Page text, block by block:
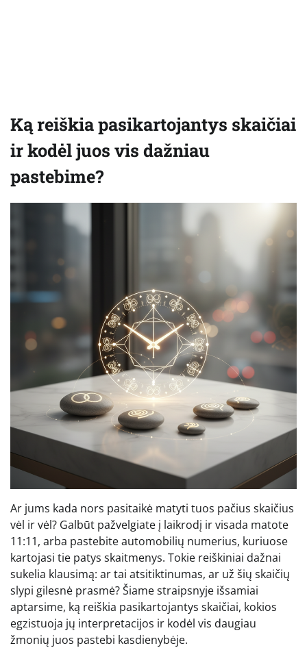
Ką reiškia pasikartojantys skaičiai
ir kodėl juos vis dažniau
pastebime?
Ar jums kada nors pasitaikė matyti tuos pačius skaičius
vėl ir vėl? Galbūt pažvelgiate į laikrodį ir visada matote
11:11, arba pastebite automobilių numerius, kuriuose
kartojasi tie patys skaitmenys. Tokie reiškiniai dažnai
sukelia klausimą: ar tai atsitiktinumas, ar už šių skaičių
slypi gilesnė prasmė? Šiame straipsnyje išsamiai
aptarsime, ką reiškia pasikartojantys skaičiai, kokios
egzistuoja jų interpretacijos ir kodėl vis daugiau
žmonių juos pastebi kasdienybėje.